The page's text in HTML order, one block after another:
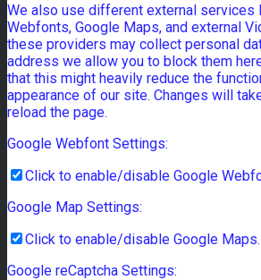
We also use different external services
Webfonts, Google Maps, and external
these providers may collect personal
address we allow you to block them
that this might heavily reduce the
appearance of our site. Changes will
reload the page.
Google Webfont Settings:
Click to enable/disable Google
Google Map Settings:
Click to enable/disable Google Maps.
Google reCaptcha Settings: